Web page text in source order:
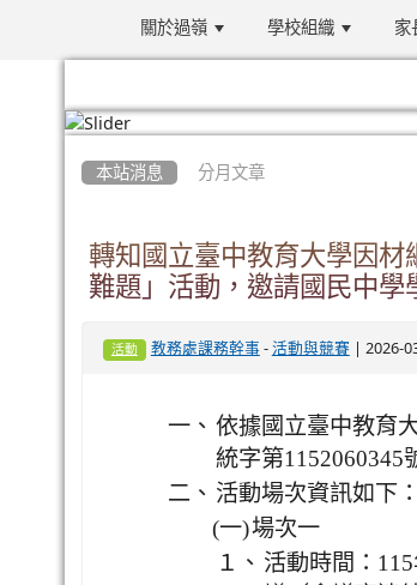
關於過嶺 學校組織 家
本站消息 分月文章
轉知國立臺中教育大學因材
難題」活動，邀請國民中學
活動 教務處課務幹事- 活動與競賽| 2026-
一、 依據國立臺中教育
統字第1152060345
二、 活動場次資訊如下：
(一)場次一
１、 活動時間：